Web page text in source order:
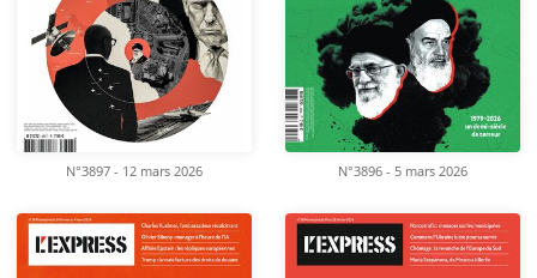
N°3897 - 12 mars 2026 N°3896 - 5 mars 2026